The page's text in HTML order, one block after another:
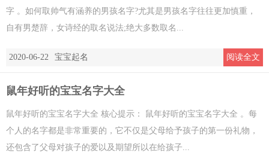
字 。如何取帅气有涵养的男孩名字?尤其是男孩名字往往更加慎重，
自有男楚辞，女诗经的取名说法;绝大多数取名...
2020-06-22 宝宝起名 阅读全文
鼠年好听的宝宝名字大全
鼠年好听的宝宝名字大全 核心提示： 鼠年好听的宝宝名字大全 。每
个人的名字都是非常重要的，它不仅是父母给予孩子的第一份礼物，
还包含了父母对孩子的爱以及期望所以在给孩子...